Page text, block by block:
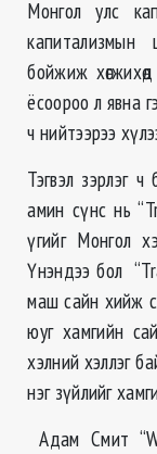
Монгол улс
бойжиж
ёсоороо л явна
ч нийтээрээ
Тэгвэл зэрлэг
амин сүнс нь
үгийг Монгол
Үнэндээ бол
маш сайн хийж
юуг хамгийн
хэлний хэллэг
нэг зүйлийг
Адам Смит